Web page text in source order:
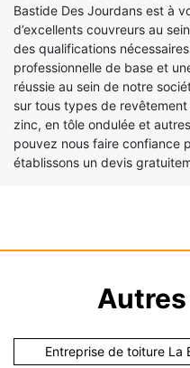
Bastide Des Jourdans est à
d’excellents couvreurs au
des qualifications
professionnelle de base et
réussie au sein de notre
sur tous types de
zinc, en tôle ondulée et
pouvez nous faire confiance
établissons un devis
Entreprise de toiture La